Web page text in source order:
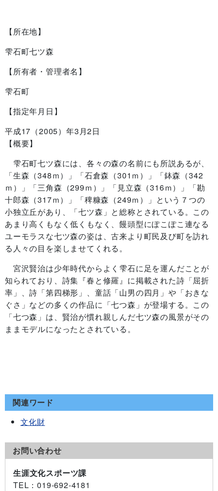
【所在地】
雫石町七ツ森
【所有者・管理者名】
雫石町
【指定年月日】
平成17（2005）年3月2日
【概要】
雫石町七ツ森には、各々の森の名前にも所説あるが、
「生森（348ｍ）」「石倉森（301ｍ）」「鉢森（342
ｍ）」「三角森（299ｍ）」「見立森（316ｍ）」「勘
十郎森（317ｍ）」「稗糠森（249ｍ）」という７つの
小独立丘があり、「七ツ森」と総称とされている。この
あまり高くもなく低くもなく、饅頭型にぽこぽこ連なる
ユーモラスな七ツ森の姿は、古来より町民及び町を訪れ
る人々の目を楽しませてくれる。
宮沢賢治は少年時代からよく雫石に足を運んだことが
知られており、詩集『春と修羅』に掲載された詩「屈折
率」、詩「第四梯形」、童話「山男の四月」や「おきな
ぐさ」などの多くの作品に「七つ森」が登場する。この
「七つ森」は、賢治が慣れ親しんだ七ツ森の風景がその
ままモデルになったとされている。
関連ワード
文化財
お問い合わせ
生涯文化スポーツ課
TEL ：019-692-4181